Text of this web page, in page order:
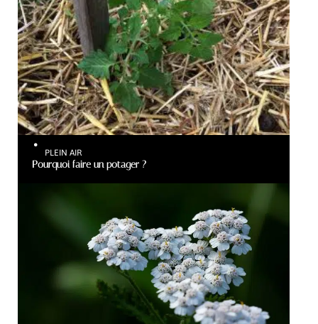
PLEIN AIR
Pourquoi faire un potager ?